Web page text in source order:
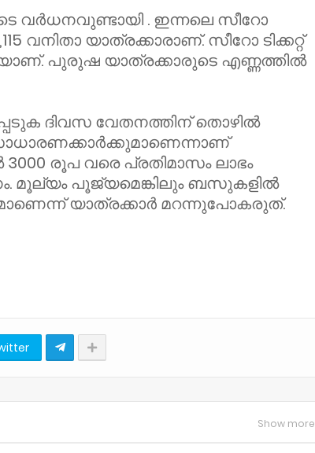
വര്‍ധനവുണ്ടായി . ഇന്നലെ സീറോ
വനിതാ യാത്രക്കാരാണ്. സീറോ ടിക്കറ്റ്
പുരുഷ യാത്രക്കാരുടെ എണ്ണത്തില്‍
ദിവസ വേതനത്തിന് തൊഴില്‍
രൂപ വരെ പ്രതിമാസം ലാഭം
മൂല്യം പൂജ്യമെങ്കിലും ബസുകളില്‍
യാത്രക്കാര്‍ മറന്നുപോകരുത്.
Show more